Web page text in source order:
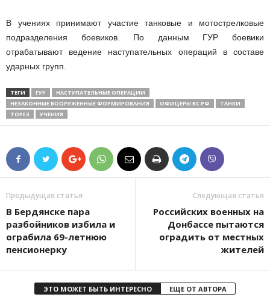
В учениях принимают участие танковые и мотострелковые
подразделения боевиков. По данным ГУР боевики
отрабатывают ведение наступательных операций в составе
ударных групп.
ТЕГИ ГУР
НАСТУПАТЕЛЬНЫЕ ОПЕРАЦИИ
НЕЗАКОННЫЕ ВООРУЖЕННЫЕ ФОРМИРОВАНИЯ
ОФИЦЕРЫ ВС РФ
ТАНКИ
ТОРЕЗ
УЧЕНИЯ
Предыдущая статья
В Бердянске пара
разбойников избила и
ограбила 69-летнюю
пенсионерку
Следующая статья
Российских военных на
Донбассе пытаются
оградить от местных
жителей
ЭТО МОЖЕТ БЫТЬ ИНТЕРЕСНО ЕЩЕ ОТ АВТОРА